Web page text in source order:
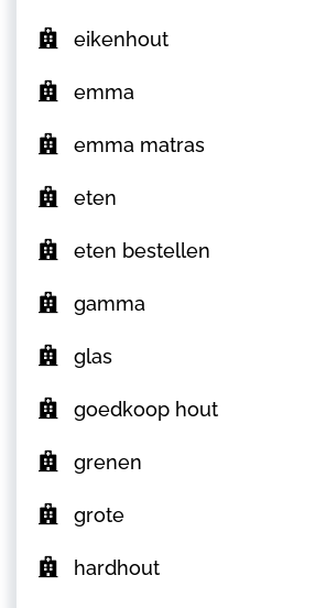
eikenhout
emma
emma matras
eten
eten bestellen
gamma
glas
goedkoop hout
grenen
grote
hardhout